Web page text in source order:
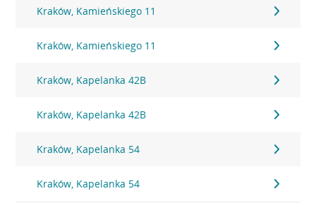
Kraków, Kamieńskiego 11
Kraków, Kamieńskiego 11
Kraków, Kapelanka 42B
Kraków, Kapelanka 42B
Kraków, Kapelanka 54
Kraków, Kapelanka 54